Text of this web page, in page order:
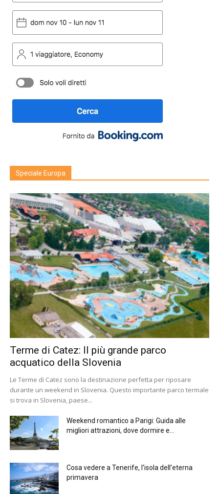
Speciale Europa
Terme di Catez: Il più grande parco
acquatico della Slovenia
Le Terme di Catez sono la destinazione perfetta per riposare
durante un weekend in Slovenia. Questo importante parco termale
si trova in Slovenia, paese...
Weekend romantico a Parigi: Guida alle
migliori attrazioni, dove dormire e...
Cosa vedere a Tenerife, l’isola dell’eterna
primavera